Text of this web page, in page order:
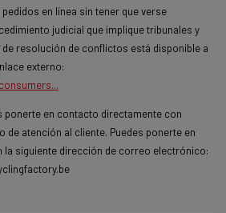
en línea sin tener que verse
judicial que implique tribunales y
resolución de conflictos está disponible a
externo:
ponerte en contacto directamente con
de atención al cliente. Puedes ponerte en
la siguiente dirección de correo electrónico: